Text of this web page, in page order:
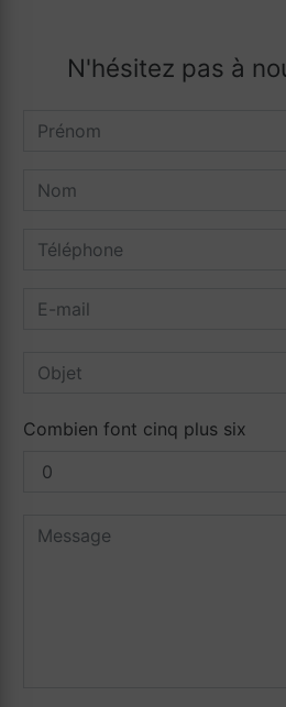
N'hésitez pas à
Combien font cinq plus six